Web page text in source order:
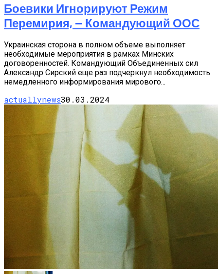
Боевики Игнорируют Режим
Перемирия, — Командующий ООС
Украинская сторона в полном объеме выполняет
необходимые мероприятия в рамках Минских
договоренностей. Командующий Объединенных сил
Александр Сирский еще раз подчеркнул необходимость
немедленного информирования мирового...
actuallynews30.03.2024